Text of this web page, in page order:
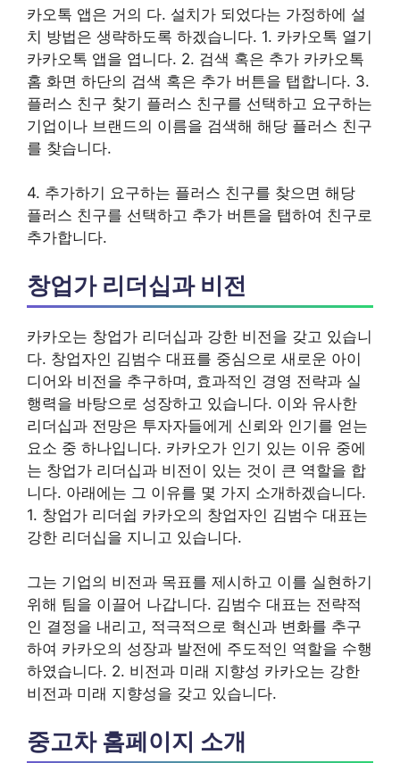
카오톡 앱은 거의 다. 설치가 되었다는 가정하에 설
치 방법은 생략하도록 하겠습니다. 1. 카카오톡 열기
카카오톡 앱을 엽니다. 2. 검색 혹은 추가 카카오톡
홈 화면 하단의 검색 혹은 추가 버튼을 탭합니다. 3.
플러스 친구 찾기 플러스 친구를 선택하고 요구하는
기업이나 브랜드의 이름을 검색해 해당 플러스 친구
를 찾습니다.
4. 추가하기 요구하는 플러스 친구를 찾으면 해당
플러스 친구를 선택하고 추가 버튼을 탭하여 친구로
추가합니다.
창업가 리더십과 비전
카카오는 창업가 리더십과 강한 비전을 갖고 있습니
다. 창업자인 김범수 대표를 중심으로 새로운 아이
디어와 비전을 추구하며, 효과적인 경영 전략과 실
행력을 바탕으로 성장하고 있습니다. 이와 유사한
리더십과 전망은 투자자들에게 신뢰와 인기를 얻는
요소 중 하나입니다. 카카오가 인기 있는 이유 중에
는 창업가 리더십과 비전이 있는 것이 큰 역할을 합
니다. 아래에는 그 이유를 몇 가지 소개하겠습니다.
1. 창업가 리더쉽 카카오의 창업자인 김범수 대표는
강한 리더십을 지니고 있습니다.
그는 기업의 비전과 목표를 제시하고 이를 실현하기
위해 팀을 이끌어 나갑니다. 김범수 대표는 전략적
인 결정을 내리고, 적극적으로 혁신과 변화를 추구
하여 카카오의 성장과 발전에 주도적인 역할을 수행
하였습니다. 2. 비전과 미래 지향성 카카오는 강한
비전과 미래 지향성을 갖고 있습니다.
중고차 홈페이지 소개